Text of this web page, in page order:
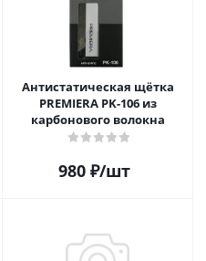
Антистатическая щётка
PREMIERA PK-106 из
карбонового волокна
980 ₽/шт